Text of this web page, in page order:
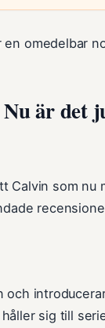
omedelbar
är det
Calvin som nu
och
sig till